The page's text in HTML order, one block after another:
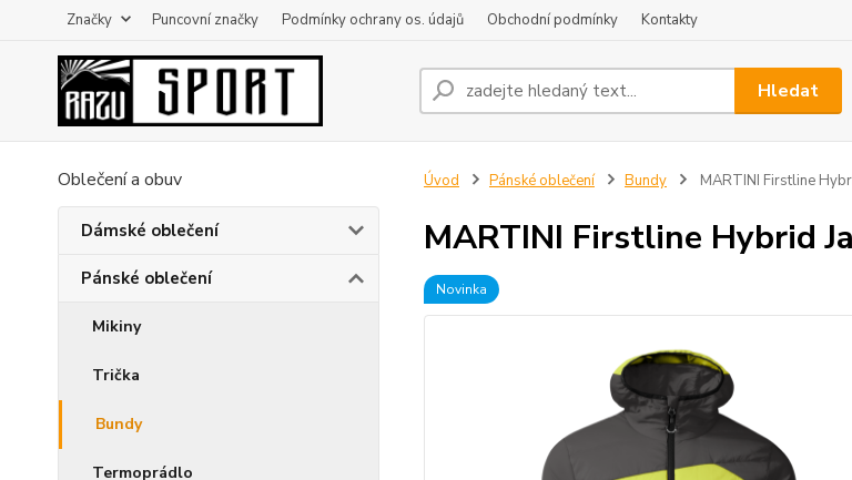
Značky Puncovní značky Podmínky ochrany os. údajů Obchodní podmínky Kontakty
Hledat
Oblečení a obuv
Dámské oblečení
Pánské oblečení
Mikiny
Trička
Bundy
Termoprádlo
Úvod Pánské oblečení Bundy MARTINI Firstline
MARTINI Firstline Hybrid
Novinka